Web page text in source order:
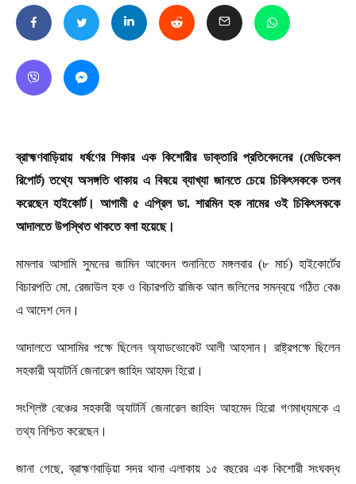
ব্রাহ্মণবাড়িয়ায় ধর্ষণের শিকার এক কিশোরীর ডাক্তারি প্রতিবেদনের (মেডিকেল
রিপোর্ট) তথ্যে অসঙ্গতি থাকায় এ বিষয়ে ব্যাখ্যা জানতে চেয়ে চিকিৎসককে তলব
করেছেন হাইকোর্ট। আগামী ৫ এপ্রিল ডা. শারমিন হক নামের ওই চিকিৎসককে
আদালতে উপস্থিত থাকতে বলা হয়েছে।
মামলার আসামি সুমনের জামিন আবেদন শুনানিতে মঙ্গলবার (৮ মার্চ) হাইকোর্টের
বিচারপতি মো. রেজাউল হক ও বিচারপতি রাজিক আল জলিলের সমন্বয়ে গঠিত বেঞ্চ
এ আদেশ দেন।
আদালতে আসামির পক্ষে ছিলেন অ্যাডভোকেট আলী আহসান। রাষ্ট্রপক্ষে ছিলেন
সহকারী অ্যাটর্নি জেনারেল জাহিদ আহমদ হিরো।
সংশ্লিষ্ট বেঞ্চের সহকারী অ্যাটর্নি জেনারেল জাহিদ আহমেদ হিরো গণমাধ্যমকে এ
তথ্য নিশ্চিত করেছেন।
জানা গেছে, ব্রাহ্মণবাড়িয়া সদর থানা এলাকায় ১৫ বছরের এক কিশোরী সংঘবদ্ধ